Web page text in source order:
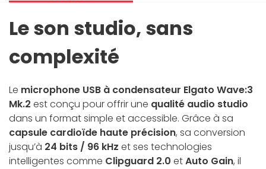
Le son studio, sans
complexité
Le microphone USB à condensateur Elgato Wave:3
Mk.2 est conçu pour offrir une qualité audio studio
dans un format simple et accessible. Grâce à sa
capsule cardioïde haute précision, sa conversion
jusqu’à 24 bits / 96 kHz et ses technologies
intelligentes comme Clipguard 2.0 etAuto Gain, il